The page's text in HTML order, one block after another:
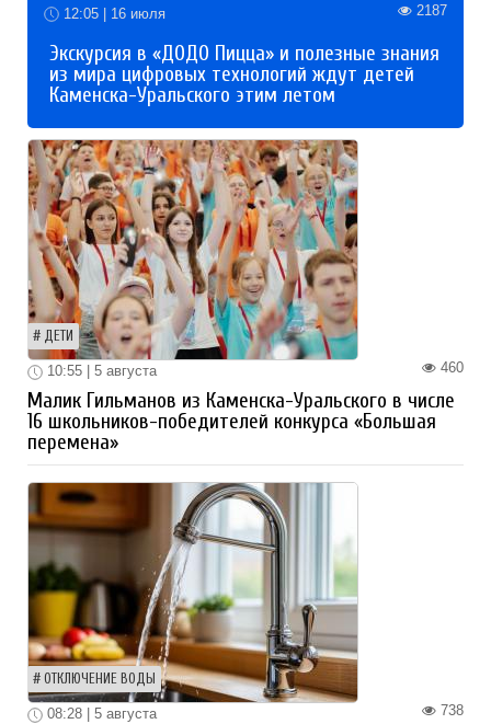
12:05 | 16 июля 2187
Экскурсия в «ДОДО Пицца» и полезные знания
из мира цифровых технологий ждут детей
Каменска-Уральского этим летом
ДЕТИ
460
10:55 | 5 августа
Малик Гильманов из Каменска-Уральского в числе
16 школьников-победителей конкурса «Большая
перемена»
ОТКЛЮЧЕНИЕ ВОДЫ
738
08:28 | 5 августа